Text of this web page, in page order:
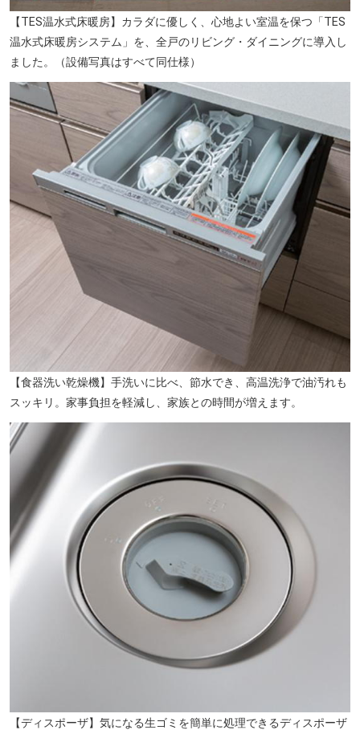
川崎ダイス（約700m／徒歩9分）※提供写真
川崎モアーズ（約780m／徒歩10分）※提供写真
【TES温水式床暖房】カラダに優しく、心地よい室温を保つ「TES
温水式床暖房システム」を、全戸のリビング・ダイニングに導入し
ました。（設備写真はすべて同仕様）
【食器洗い乾燥機】手洗いに比べ、節水でき、高温洗浄で油汚れも
スッキリ。家事負担を軽減し、家族との時間が増えます。
【ディスポーザ】気になる生ゴミを簡単に処理できるディスポーザ